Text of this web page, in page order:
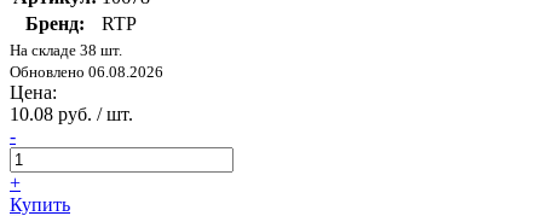
Бренд:
RTP
На складе 38 шт.
Обновлено 06.08.2026
Цена:
10.08 руб. / шт.
-
+
Купить